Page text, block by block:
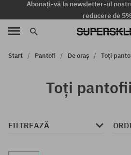
Abonați-vă la newsletter-ul
reducere de
Start Pantofi De oraș Toți
Toți
FILTREAZĂ